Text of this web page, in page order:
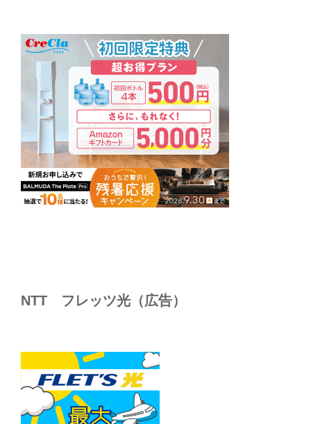
NTT フレッツ光（広告）